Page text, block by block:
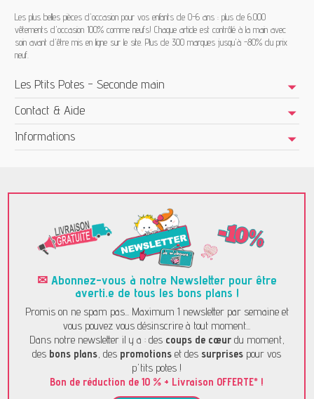
Les plus belles pièces d'occasion pour vos enfants de 0-6 ans : plus de 6.000
vêtements d'occasion 100% comme neufs! Chaque article est contrôlé à la main avec
soin avant d'être mis en ligne sur le site. Plus de 300 marques jusqu'à -80% du prix
neuf.
Les Ptits Potes - Seconde main
Contact & Aide
Informations
✉ Abonnez-vous à notre Newsletter pour être
averti.e de tous les bons plans !
Promis on ne spam pas... Maximum 1 newsletter par semaine et
vous pouvez vous désinscrire à tout moment...
Dans notre newsletter il y a : des coups de cœurdu moment,
des bons plans , des promotions et dessurprises pour vos
p'tits potes !
Bon de réduction de 10 % + Livraison OFFERTE* !